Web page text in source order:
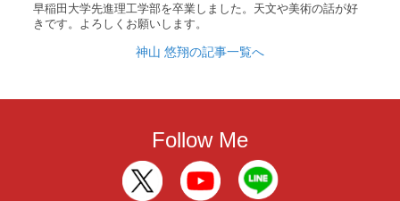
早稲田大学先進理工学部を卒業しました。天文や美術の話が好
きです。よろしくお願いします。
神山 悠翔の記事一覧へ
Follow Me